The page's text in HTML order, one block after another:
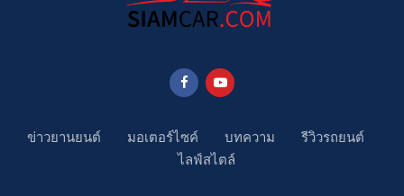
ข่าวยานยนต์ มอเตอร์ไซค์ บทความ
รีวิวรถยนต์
ไลฟ์สไตล์